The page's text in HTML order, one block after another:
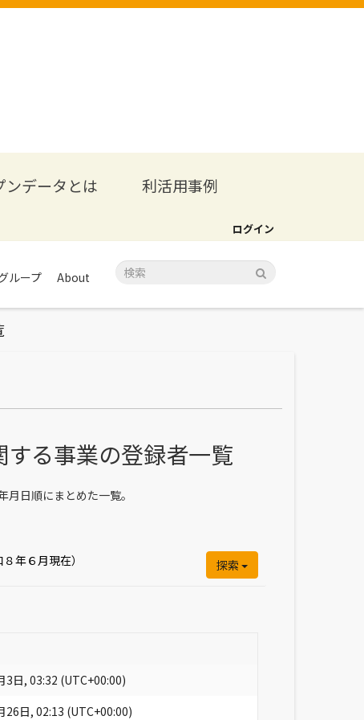
ンデータとは 利活用事例
ログイン
ループ About
る事業の登録者一覧
日順にまとめた一覧。
年６月現在） 探索
3日, 03:32 (UTC+00:00)
26日, 02:13 (UTC+00:00)